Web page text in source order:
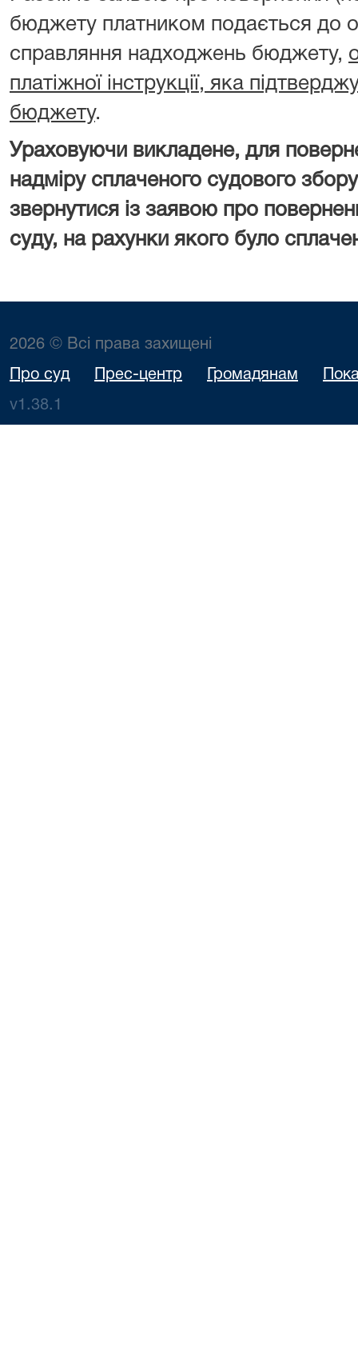
бюджету платником подається до
справляння надходжень бюджету,
платіжної інструкції, яка
бюджету.
Ураховуючи викладене, для
надміру сплаченого судового
звернутися із заявою про
суду, на рахунки якого було
2026 © Всі права захищені
Про суд Прес-центр Громадянам
v1.38.1